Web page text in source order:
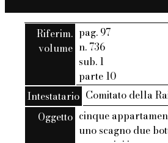
Riferim.
volume
pag. 97
n. 736
sub. 1
parte 10
Intestatario Comitato della
Oggetto cinque
uno scagno due